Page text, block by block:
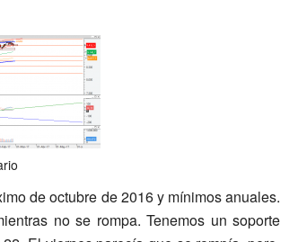
de octubre de 2016 y mínimos anuales.
no se rompa. Tenemos un soporte